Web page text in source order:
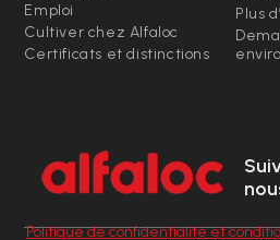
Emploi
Cultiver chez Alfaloc
Certificats et distinctions
Plus
Politique de confidentialité et